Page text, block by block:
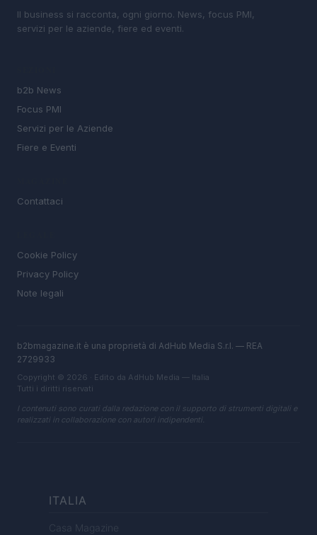
Il business si racconta, ogni giorno. News, focus PMI,
servizi per le aziende, fiere ed eventi.
b2b News
Focus PMI
Servizi per le Aziende
Fiere e Eventi
Contattaci
Cookie Policy
Privacy Policy
Note legali
b2bmagazine.it è una proprietà di AdHub Media S.r.l. — REA
2729933
Copyright © 2026 · Edito da AdHub Media — Italia
Tutti i diritti riservati
I contenuti sono curati dalla redazione con il supporto di strumenti digitali e
realizzati in collaborazione con autori indipendenti.
ITALIA
Casa Magazine